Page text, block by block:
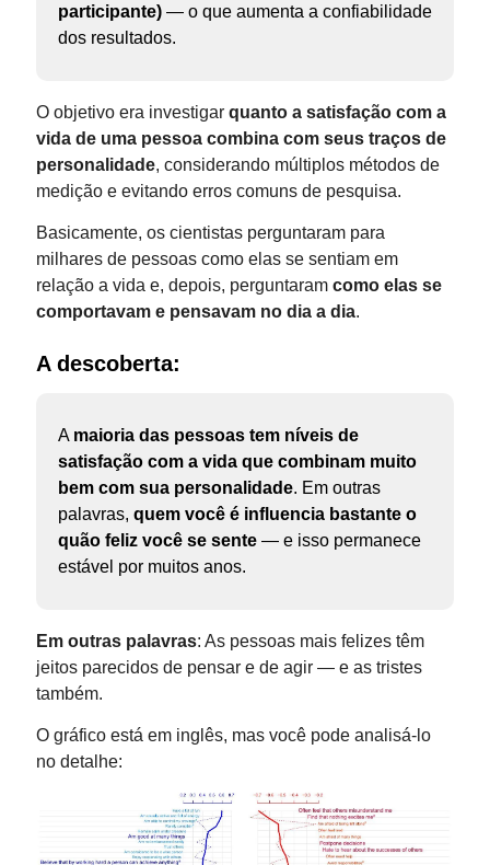
participante) — o que aumenta a confiabilidade
dos resultados.
O objetivo era investigar quanto a satisfação com a
vida de uma pessoa combina com seus traços de
personalidade, considerando múltiplos métodos de
medição e evitando erros comuns de pesquisa.
Basicamente, os cientistas perguntaram para
milhares de pessoas como elas se sentiam em
relação a vida e, depois, perguntaram como elas se
comportavam e pensavam no dia a dia.
A descoberta:
A maioria das pessoas tem níveis de
satisfação com a vida que combinam muito
bem com sua personalidade. Em outras
palavras, quem você é influencia bastante o
quão feliz você se sente — e isso permanece
estável por muitos anos.
Em outras palavras: As pessoas mais felizes têm
jeitos parecidos de pensar e de agir — e as tristes
também.
O gráfico está em inglês, mas você pode analisá-lo
no detalhe: